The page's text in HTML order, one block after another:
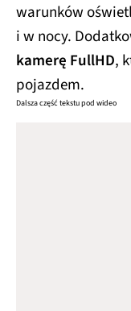
warunków
i w nocy.
kamerę FullHD,
pojazdem.
Dalsza część tekstu pod wideo